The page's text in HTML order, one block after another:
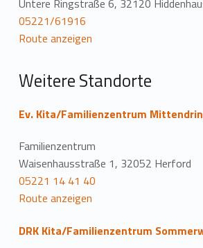
t
i
o
n
Untere Ringstraße 6, 32120
05221/61916
Route anzeigen
Weitere Standorte
Ev. Kita/Familienzentrum Mittendrin
Familienzentrum
Waisenhausstraße 1, 32052 Herford
05221 14 41 40
Route anzeigen
DRK Kita/Familienzentrum